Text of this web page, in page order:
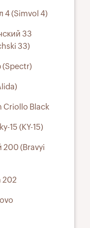
4 (Simvol 4)
33
33)
(Spectr)
Criollo Black
15 (KY-15)
200 (Bravyi
202